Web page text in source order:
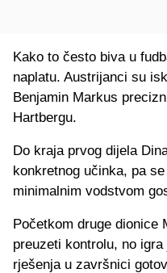
Kako to često biva u
naplatu. Austrijanci su
Benjamin Markus
Hartbergu.
Do kraja prvog dijela
konkretnog učinka, pa
minimalnim vodstvom
Početkom druge dionice
preuzeti kontrolu, no
rješenja u završnici